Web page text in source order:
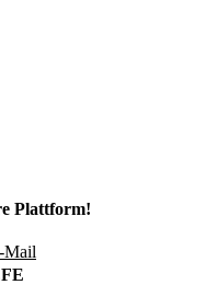
Plattform!
Mail